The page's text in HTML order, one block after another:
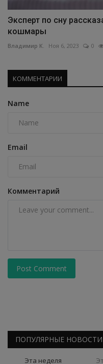
Эксперт по сну
кошмары
Владимир К. Ноя 6, 2023 0
КОММЕНТАРИИ
Name
Email
Комментарий
Post Comment
ПОПУЛЯРНЫЕ
Эта неделя